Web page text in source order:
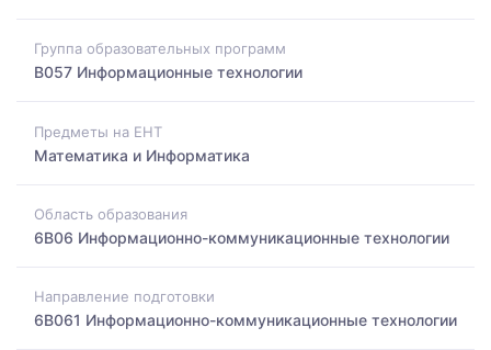
Группа образовательных программ
B057 Информационные технологии
Предметы на ЕНТ
Математика и Информатика
Область образования
6B06 Информационно-коммуникационные технологии
Направление подготовки
6B061 Информационно-коммуникационные технологии